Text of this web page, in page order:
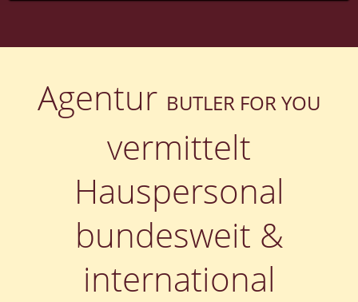
Agentur BUTLER FOR YOU
vermittelt
Hauspersonal
bundesweit &
international